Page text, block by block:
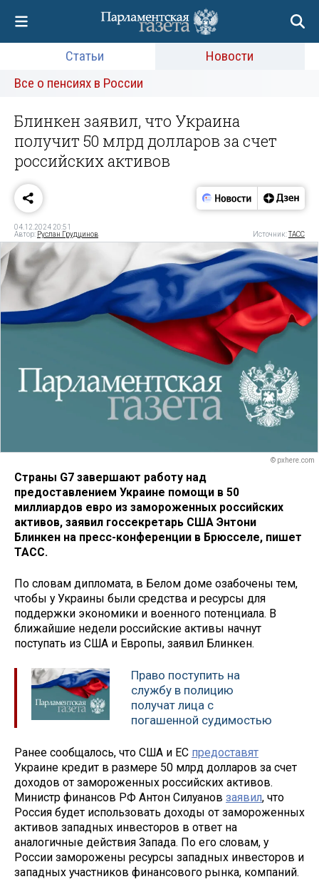
Статьи
Новости
Все о пенсиях в России
Блинкен заявил, что Украина
получит 50 млрд долларов за счет
российских активов
04.12.2024 20:51
Автор: Руслан Грудцинов Источник:ТАСС
© pxhere.com
Страны G7 завершают работу над
предоставлением Украине помощи в 50
миллиардов евро из замороженных российских
активов, заявил госсекретарь США Энтони
Блинкен на пресс-конференции в Брюсселе, пишет
ТАСС.
По словам дипломата, в Белом доме озабочены тем,
чтобы у Украины были средства и ресурсы для
поддержки экономики и военного потенциала. В
ближайшие недели российские активы начнут
поступать из США и Европы, заявил Блинкен.
Право поступить на
службу в полицию
получат лица с
погашенной судимостью
Ранее сообщалось, что США и ЕС предоставят
Украине кредит в размере 50 млрд долларов за счет
доходов от замороженных российских активов.
Министр финансов РФ Антон Силуанов заявил, что
Россия будет использовать доходы от замороженных
активов западных инвесторов в ответ на
аналогичные действия Запада. По его словам, у
России заморожены ресурсы западных инвесторов и
западных участников финансового рынка, компаний.